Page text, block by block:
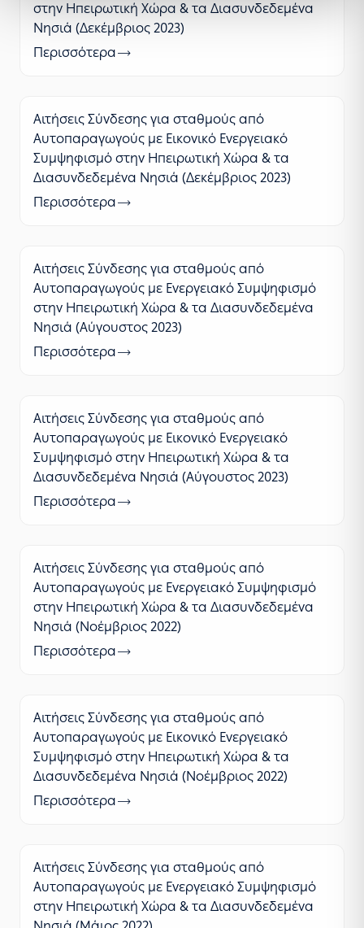
στην Ηπειρωτική Χώρα & τα Διασυνδεδεμένα
Νησιά (Δεκέμβριος 2023)
Περισσότερα
Αιτήσεις Σύνδεσης για σταθμούς από
Αυτοπαραγωγούς με Εικονικό Ενεργειακό
Συμψηφισμό στην Ηπειρωτική Χώρα & τα
Διασυνδεδεμένα Νησιά (Δεκέμβριος 2023)
Περισσότερα
Αιτήσεις Σύνδεσης για σταθμούς από
Αυτοπαραγωγούς με Ενεργειακό Συμψηφισμό
στην Ηπειρωτική Χώρα & τα Διασυνδεδεμένα
Νησιά (Αύγουστος 2023)
Περισσότερα
Αιτήσεις Σύνδεσης για σταθμούς από
Αυτοπαραγωγούς με Εικονικό Ενεργειακό
Συμψηφισμό στην Ηπειρωτική Χώρα & τα
Διασυνδεδεμένα Νησιά (Αύγουστος 2023)
Περισσότερα
Αιτήσεις Σύνδεσης για σταθμούς από
Αυτοπαραγωγούς με Ενεργειακό Συμψηφισμό
στην Ηπειρωτική Χώρα & τα Διασυνδεδεμένα
Νησιά (Νοέμβριος 2022)
Περισσότερα
Αιτήσεις Σύνδεσης για σταθμούς από
Αυτοπαραγωγούς με Εικονικό Ενεργειακό
Συμψηφισμό στην Ηπειρωτική Χώρα & τα
Διασυνδεδεμένα Νησιά (Νοέμβριος 2022)
Περισσότερα
Αιτήσεις Σύνδεσης για σταθμούς από
Αυτοπαραγωγούς με Ενεργειακό Συμψηφισμό
στην Ηπειρωτική Χώρα & τα Διασυνδεδεμένα